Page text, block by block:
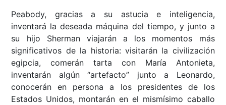
Peabody, gracias a su astucia e inteligencia,
inventará la deseada máquina del tiempo, y junto a
su hijo Sherman viajarán a los momentos más
significativos de la historia: visitarán la civilización
egipcia, comerán tarta con María Antonieta,
inventarán algún “artefacto” junto a Leonardo,
conocerán en persona a los presidentes de los
Estados Unidos, montarán en el mismísimo caballo